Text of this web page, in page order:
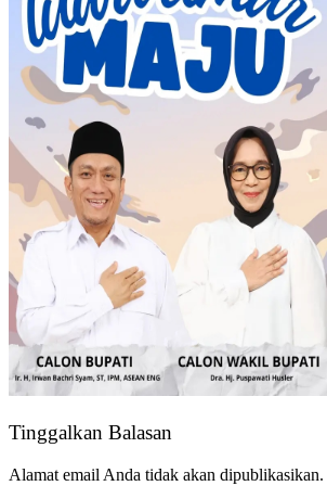
Tinggalkan Balasan
Alamat email Anda tidak akan dipublikasikan.